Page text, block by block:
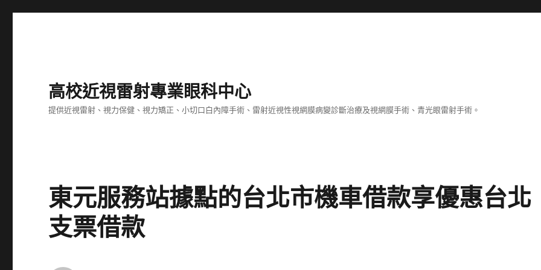
高校近視雷射專業眼科中心
提供近視雷射、視力保健、視力矯正、小切口白內障手術、雷射近視性視網膜病變診斷治療及視網膜手術、青光眼雷射手術。
東元服務站據點的台北市機車借款享優惠台北
支票借款